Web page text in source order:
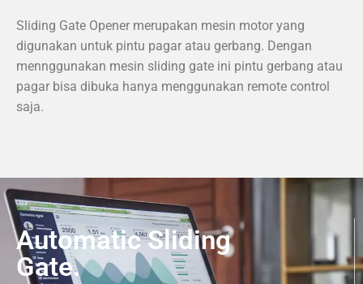
Sliding Gate Opener merupakan mesin motor yang
digunakan untuk pintu pagar atau gerbang. Dengan
mennggunakan mesin sliding gate ini pintu gerbang atau
pagar bisa dibuka hanya menggunakan remote control
saja.
Automatic Sliding
Gate.